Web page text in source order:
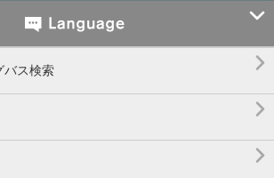

バス検索 

